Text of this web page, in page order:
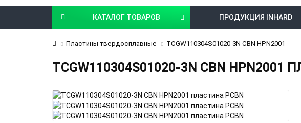
КАТАЛОГ ТОВАРОВ ПРОДУКЦИЯ INHARD
Пластины твердосплавные TCGW110304S01020-3N CBN HPN2001
TCGW110304S01020-3N CBN HPN2001